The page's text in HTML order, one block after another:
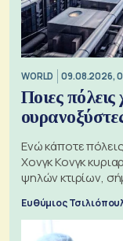
WORLD 09.08.2026,
Ποιες πόλεις
Ενώ κάποτε
Χονγκ Κονγκ
ψηλών κτιρίων,
Ευθύμιος